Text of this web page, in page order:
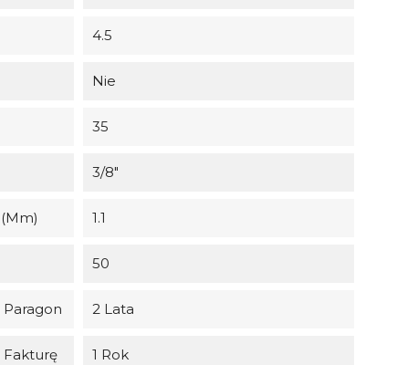
4.5
Nie
35
3/8"
1.1
50
Paragon 2 Lata
Fakturę 1 Rok